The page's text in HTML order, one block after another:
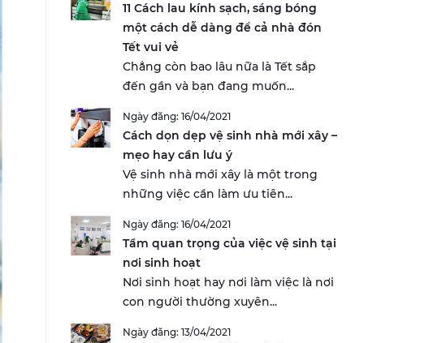
11 Cách lau kính sạch, sáng bóng
một cách dễ dàng để cả nhà đón
Tết vui vẻ
Chẳng còn bao lâu nữa là Tết sắp
đến gần và bạn đang muốn...
Ngày đăng: 16/04/2021
Cách dọn dẹp vệ sinh nhà mới xây –
mẹo hay cần lưu ý
Vệ sinh nhà mới xây là một trong
những việc cần làm ưu tiên...
Ngày đăng: 16/04/2021
Tầm quan trọng của việc vệ sinh tại
nơi sinh hoạt
Nơi sinh hoạt hay nơi làm việc là nơi
con người thường xuyên...
Ngày đăng: 13/04/2021